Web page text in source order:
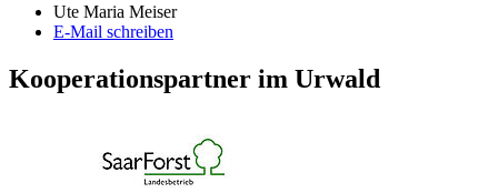
Ute Maria Meiser
E-Mail schreiben
Kooperationspartner im Urwald